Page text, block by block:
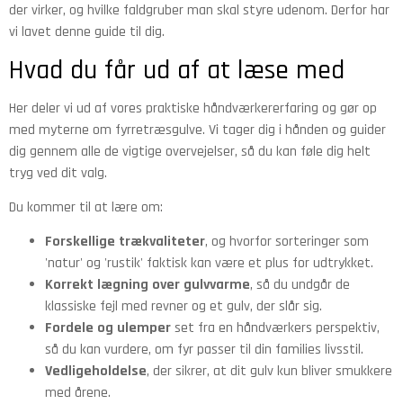
der virker, og hvilke faldgruber man skal styre udenom. Derfor har
vi lavet denne guide til dig.
Hvad du får ud af at læse med
Her deler vi ud af vores praktiske håndværkererfaring og gør op
med myterne om fyrretræsgulve. Vi tager dig i hånden og guider
dig gennem alle de vigtige overvejelser, så du kan føle dig helt
tryg ved dit valg.
Du kommer til at lære om:
Forskellige trækvaliteter, og hvorfor sorteringer som
'natur' og 'rustik' faktisk kan være et plus for udtrykket.
Korrekt lægning over gulvvarme, så du undgår de
klassiske fejl med revner og et gulv, der slår sig.
Fordele og ulemperset fra en håndværkers perspektiv,
så du kan vurdere, om fyr passer til din families livsstil.
Vedligeholdelse, der sikrer, at dit gulv kun bliver smukkere
med årene.